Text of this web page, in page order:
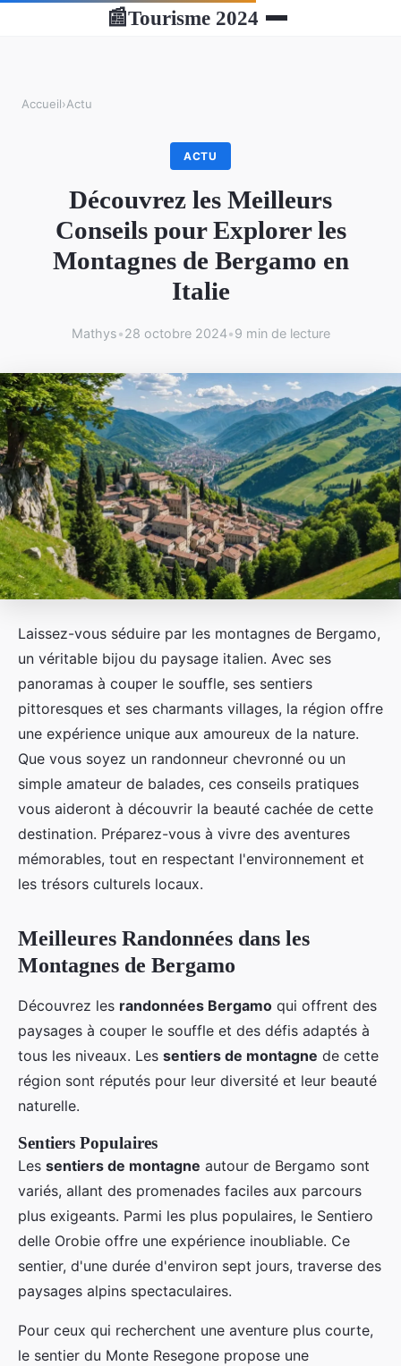
📰Tourisme 2024
Accueil›Actu
ACTU
Découvrez les Meilleurs
Conseils pour Explorer les
Montagnes de Bergamo en
Italie
Mathys•28 octobre 2024•9 min de lecture
Laissez-vous séduire par les montagnes de Bergamo,
un véritable bijou du paysage italien. Avec ses
panoramas à couper le souffle, ses sentiers
pittoresques et ses charmants villages, la région offre
une expérience unique aux amoureux de la nature.
Que vous soyez un randonneur chevronné ou un
simple amateur de balades, ces conseils pratiques
vous aideront à découvrir la beauté cachée de cette
destination. Préparez-vous à vivre des aventures
mémorables, tout en respectant l'environnement et
les trésors culturels locaux.
Meilleures Randonnées dans les
Montagnes de Bergamo
Découvrez les randonnées Bergamo qui offrent des
paysages à couper le souffle et des défis adaptés à
tous les niveaux. Les sentiers de montagne de cette
région sont réputés pour leur diversité et leur beauté
naturelle.
Sentiers Populaires
Les sentiers de montagne autour de Bergamo sont
variés, allant des promenades faciles aux parcours
plus exigeants. Parmi les plus populaires, le Sentiero
delle Orobie offre une expérience inoubliable. Ce
sentier, d'une durée d'environ sept jours, traverse des
paysages alpins spectaculaires.
Pour ceux qui recherchent une aventure plus courte,
le sentier du Monte Resegone propose une